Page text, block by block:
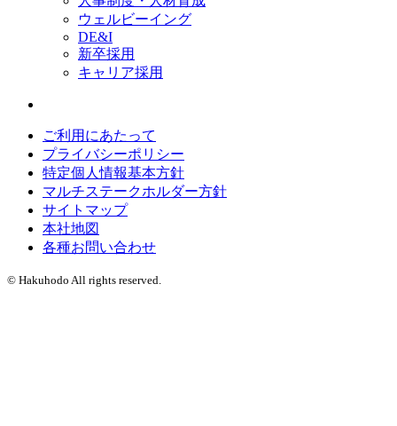
ウェルビーイング
DE&I
新卒採用
キャリア採用
ご利用にあたって
プライバシーポリシー
特定個人情報基本方針
マルチステークホルダー方針
サイトマップ
本社地図
各種お問い合わせ
© Hakuhodo All rights reserved.